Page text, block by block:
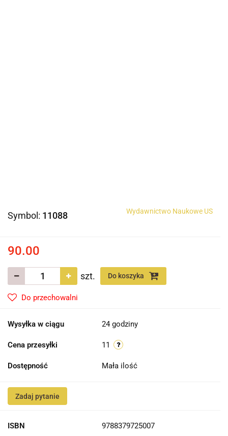
Symbol: 11088 Wydawnictwo Naukowe US
90.00
szt. Do koszyka
Do przechowalni
Wysyłka w ciągu 24 godziny
Cena przesyłki 11
Dostępność Mała ilość
Zadaj pytanie
ISBN 9788379725007